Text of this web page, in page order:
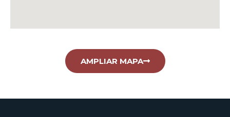
AMPLIAR MAPA